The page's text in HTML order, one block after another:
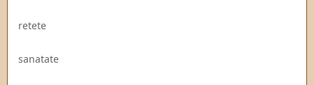
retete
sanatate